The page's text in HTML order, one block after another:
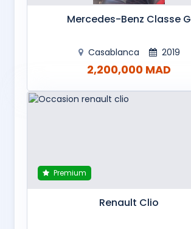
Mercedes-Benz Classe G
Casablanca 2019
2,200,000 MAD
Premium
Renault Clio